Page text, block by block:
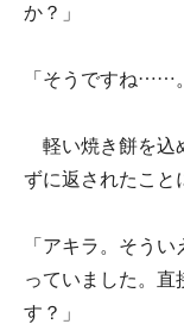
か？」
「そうですね……
軽い焼き餅を込
ずに返されたこと
「アキラ。そう
っていました。直
す？」